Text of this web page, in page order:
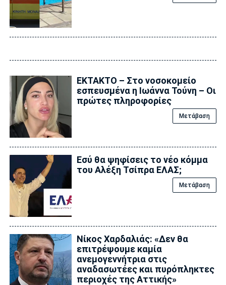
ΕΚΤΑΚΤΟ – Στο νοσοκομείο
εσπευσμένα η Ιωάννα Τούνη – Οι
πρώτες πληροφορίες
Μετάβαση
Εσύ θα ψηφίσεις το νέο κόμμα
του Αλέξη Τσίπρα ΕΛΑΣ;
Μετάβαση
Νίκος Χαρδαλιάς: «Δεν θα
επιτρέψουμε καμία
ανεμογεννήτρια στις
αναδασωτέες και πυρόπληκτες
περιοχές της Αττικής»